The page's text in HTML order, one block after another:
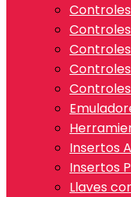
Controles
Insertos
Insertos
Llaves